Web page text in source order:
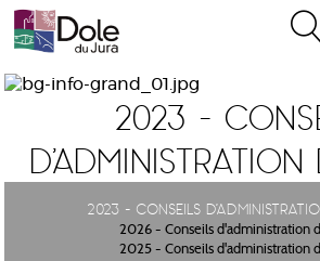
2023 -
d'administration
2023 - Conseils
2026 - Conseils d'administration
2025 - Conseils d'administration